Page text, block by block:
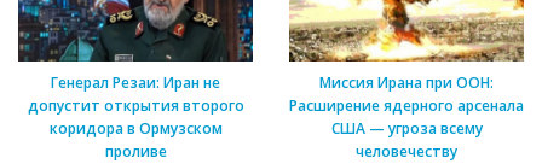
Генерал Резаи: Иран не
допустит открытия второго
коридора в Ормузском
проливе
Миссия Ирана при ООН:
Расширение ядерного арсенала
США — угроза всему
человечеству